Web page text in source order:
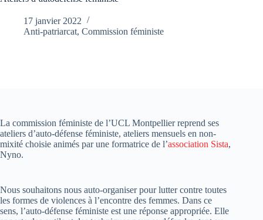
17 janvier 2022
Anti-patriarcat, Commission féministe
La commission féministe de l’UCL Montpellier reprend ses
ateliers d’auto-défense féministe, ateliers mensuels en non-
mixité choisie animés par une formatrice de l’association Sista,
Nyno.
Nous souhaitons nous auto-organiser pour lutter contre toutes
les formes de violences à l’encontre des femmes. Dans ce
sens, l’auto-défense féministe est une réponse appropriée. Elle